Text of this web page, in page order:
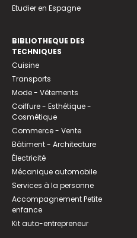
Etudier en Espagne
BIBLIOTHEQUE DES
TECHNIQUES
Cuisine
Transports
Mode - Vêtements
Coiffure - Esthétique -
Cosmétique
Commerce - Vente
Bâtiment - Architecture
Électricité
Mécanique automobile
Services à la personne
Accompagnement Petite
enfance
Kit auto-entrepreneur